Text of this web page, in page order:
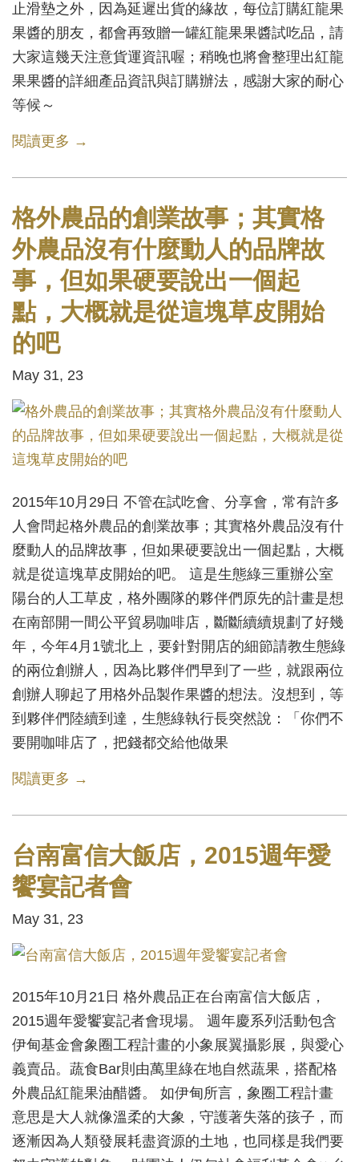
止滑墊之外，因為延遲出貨的緣故，每位訂購紅龍果
果醬的朋友，都會再致贈一罐紅龍果果醬試吃品，請
大家這幾天注意貨運資訊喔；稍晚也將會整理出紅龍
果果醬的詳細產品資訊與訂購辦法，感謝大家的耐心
等候～
閱讀更多 →
格外農品的創業故事；其實格
外農品沒有什麼動人的品牌故
事，但如果硬要說出一個起
點，大概就是從這塊草皮開始
的吧
May 31, 23
2015年10月29日 不管在試吃會、分享會，常有許多
人會問起格外農品的創業故事；其實格外農品沒有什
麼動人的品牌故事，但如果硬要說出一個起點，大概
就是從這塊草皮開始的吧。 這是生態綠三重辦公室
陽台的人工草皮，格外團隊的夥伴們原先的計畫是想
在南部開一間公平貿易咖啡店，斷斷續續規劃了好幾
年，今年4月1號北上，要針對開店的細節請教生態綠
的兩位創辦人，因為比夥伴們早到了一些，就跟兩位
創辦人聊起了用格外品製作果醬的想法。沒想到，等
到夥伴們陸續到達，生態綠執行長突然說：「你們不
要開咖啡店了，把錢都交給他做果
閱讀更多 →
台南富信大飯店，2015週年愛
饗宴記者會
May 31, 23
2015年10月21日 格外農品正在台南富信大飯店，
2015週年愛饗宴記者會現場。 週年慶系列活動包含
伊甸基金會象圈工程計畫的小象展翼攝影展，與愛心
義賣品。蔬食Bar則由萬里綠在地自然蔬果，搭配格
外農品紅龍果油醋醬。 如伊甸所言，象圈工程計畫
意思是大人就像溫柔的大象，守護著失落的孩子，而
逐漸因為人類發展耗盡資源的土地，也同樣是我們要